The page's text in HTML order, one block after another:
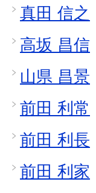
真田 信之
高坂 昌信
山県 昌景
前田 利常
前田 利長
前田 利家